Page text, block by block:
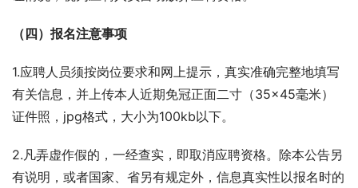
（四）报名注意事项
1.应聘人员须按岗位要求和网上提示，真实准确完整地填写
有关信息，并上传本人近期免冠正面二寸（35×45毫米）
证件照，jpg格式，大小为100kb以下。
2.凡弄虚作假的，一经查实，即取消应聘资格。除本公告另
有说明，或者国家、省另有规定外，信息真实性以报名时的